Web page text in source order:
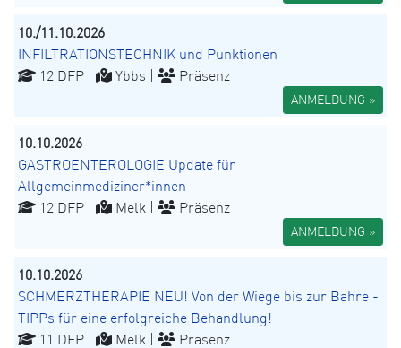
10./11.10.2026
INFILTRATIONSTECHNIK und Punktionen
12 DFP |
Ybbs | Präsenz
ANMELDUNG »
10.10.2026
GASTROENTEROLOGIE Update für
Allgemeinmediziner*innen
12 DFP |
Melk | Präsenz
ANMELDUNG »
10.10.2026
SCHMERZTHERAPIE NEU! Von der Wiege bis zur Bahre -
TIPPs für eine erfolgreiche Behandlung!
11 DFP |
Melk | Präsenz